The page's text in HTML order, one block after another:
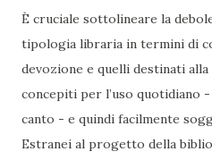
È cruciale sottolineare la
tipologia libraria in termini di
devozione e quelli destinati
concepiti per l’uso quotidiano
canto - e quindi facilmente
Estranei al progetto della